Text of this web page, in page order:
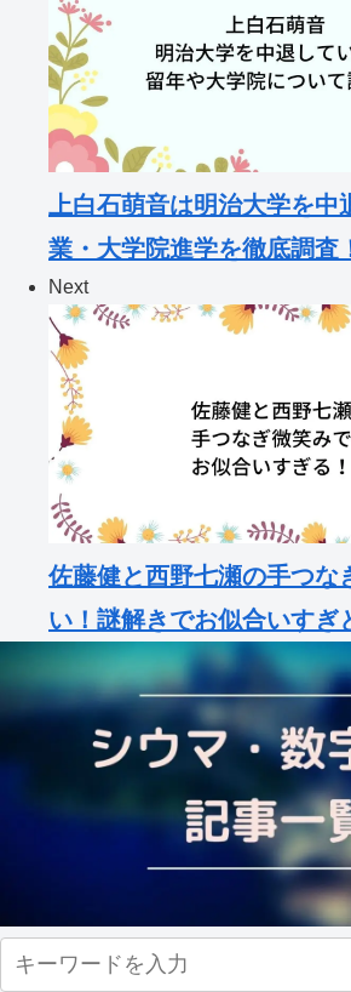
上白石萌音は明治大学を中
業・大学院進学を徹底調査
Next
佐藤健と西野七瀬の手つな
い！謎解きでお似合いすぎ